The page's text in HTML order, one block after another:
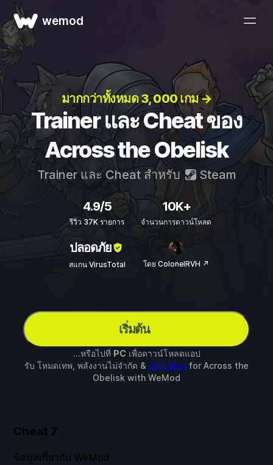
wemod
มากกว่าทั้งหมด 3, 000 เกม →
Trainer และ Cheat ของ
Across the Obelisk
Trainer และ Cheat สำหรับ Steam
4.9/5
รีวิว 37K รายการ
10K+
จำนวนการดาวน์โหลด
ปลอดภัย
สแกน VirusTotal โดย ColonelRVH ↗
เริ่มต้น
...หรือไปที่ PC เพื่อดาวน์โหลดแอป
รับ โหมดเทพ, พลังงานไม่จำกัด & อีก 5 Mod for Across the
Obelisk with WeMod
Cheat 7
ข้อมูลเกี่ยวกับ WeMod